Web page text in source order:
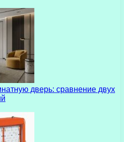
дверь: сравнение двух